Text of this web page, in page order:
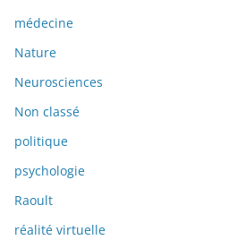
médecine
Nature
Neurosciences
Non classé
politique
psychologie
Raoult
réalité virtuelle